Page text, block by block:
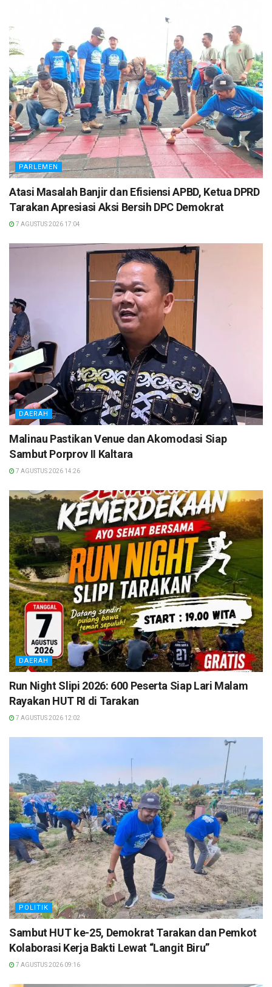
PARLEMEN
Atasi Masalah Banjir dan Efisiensi APBD, Ketua DPRD
Tarakan Apresiasi Aksi Bersih DPC Demokrat
7 AGUSTUS 2026 17:04
DAERAH
Malinau Pastikan Venue dan Akomodasi Siap
Sambut Porprov II Kaltara
7 AGUSTUS 2026 14:26
DAERAH
Run Night Slipi 2026: 600 Peserta Siap Lari Malam
Rayakan HUT RI di Tarakan
7 AGUSTUS 2026 12:02
POLITIK
Sambut HUT ke-25, Demokrat Tarakan dan Pemkot
Kolaborasi Kerja Bakti Lewat “Langit Biru”
7 AGUSTUS 2026 09:16